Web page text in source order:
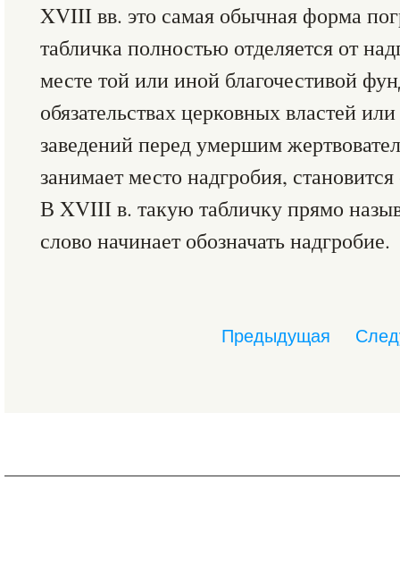
XVIII вв. это самая обычная форма
табличка полностью отделяется от
месте той или иной благочестивой
обязательствах церковных властей
заведений перед умершим
занимает место надгробия,
В XVIII в. такую табличку прямо
слово начинает обозначать надгробие.
Предыдущая